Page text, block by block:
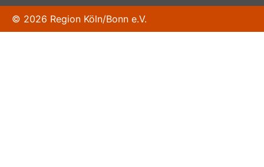
© 2026 Region Köln/Bonn e.V.